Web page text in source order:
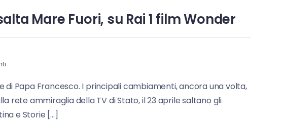
Mare Fuori, su Rai 1 film Wonder
Papa Francesco. I principali cambiamenti, ancora una volta,
rete ammiraglia della TV di Stato, il 23 aprile saltano gli
e Storie […]